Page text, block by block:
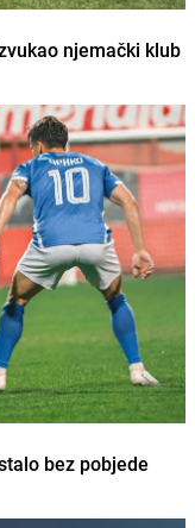
njemački klub
bez pobjede